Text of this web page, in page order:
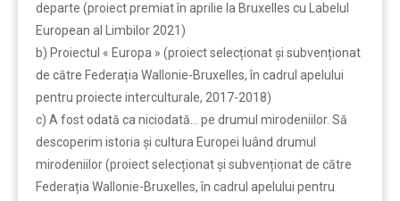
departe (proiect premiat în aprilie la Bruxelles cu Labelul
European al Limbilor 2021)
b) Proiectul « Europa » (proiect selecționat și subvenționat
de către Federația Wallonie-Bruxelles, în cadrul apelului
pentru proiecte interculturale, 2017-2018)
c) A fost odată ca niciodată… pe drumul mirodeniilor. Să
descoperim istoria și cultura Europei luând drumul
mirodeniilor (proiect selecționat și subvenționat de către
Federația Wallonie-Bruxelles, în cadrul apelului pentru